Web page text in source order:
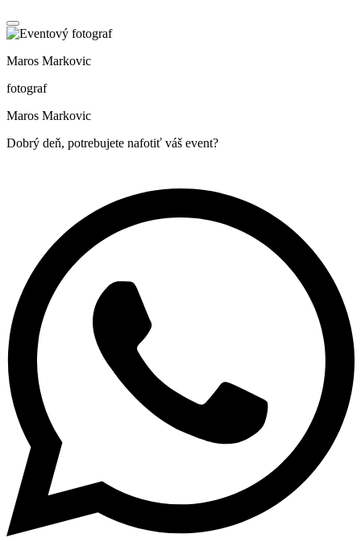
Maros Markovic
fotograf
Maros Markovic
Dobrý deň, potrebujete nafotiť váš event?